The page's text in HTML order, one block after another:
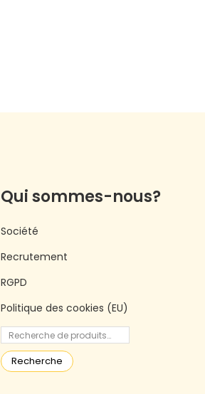
Qui sommes-nous?
Société
Recrutement
RGPD
Politique des cookies (EU)
Recherche